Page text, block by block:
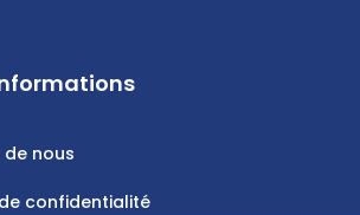
nous
confidentialité